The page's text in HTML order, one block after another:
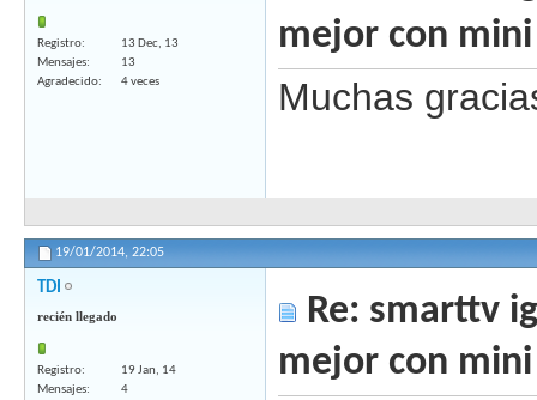
Registro
13 Dec, 13
Mensajes
13
Agradecido
4 veces
mejor con mini
Muchas
19/01/2014, 22:05
TDI
recién llegado
Registro
19 Jan, 14
Mensajes
4
Re: smarttv
mejor con mini